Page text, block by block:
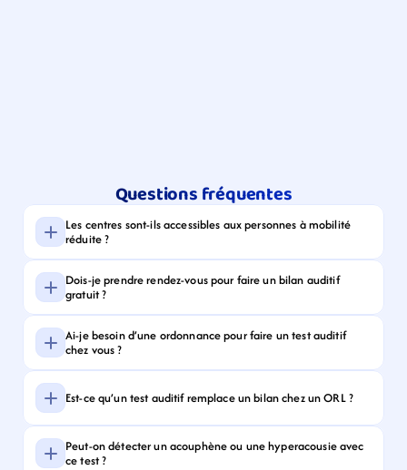
Questions fréquentes
Les centres sont-ils accessibles aux personnes à mobilité
réduite ?
Dois-je prendre rendez-vous pour faire un bilan auditif
gratuit ?
Ai-je besoin d’une ordonnance pour faire un test auditif
chez vous ?
Est-ce qu’un test auditif remplace un bilan chez un ORL ?
Peut-on détecter un acouphène ou une hyperacousie avec
ce test ?